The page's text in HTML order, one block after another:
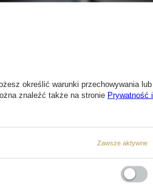
określić warunki przechowywania lub
znaleźć także na stronie Prywatność i
Zawsze aktywne